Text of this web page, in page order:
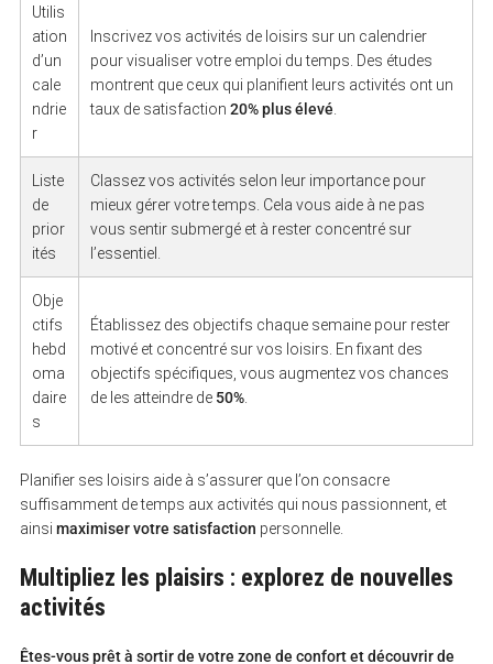
Utilis
ation
d’un
cale
ndrie
r
Inscrivez vos activités de loisirs sur un calendrier
pour visualiser votre emploi du temps. Des études
montrent que ceux qui planifient leurs activités ont un
taux de satisfaction 20% plus élevé
Liste
de
prior
ités
Classez vos activités selon leur importance pour
mieux gérer votre temps. Cela vous aide à ne pas
vous sentir submergé et à rester concentré sur
l’essentiel.
Obje
ctifs
hebd
oma
daire
s
Établissez des objectifs chaque semaine pour rester
motivé et concentré sur vos loisirs. En fixant des
objectifs spécifiques, vous augmentez vos chances
de les atteindre de 50%.
Planifier ses loisirs aide à s’assurer que l’on consacre
suffisamment de temps aux activités qui nous passionnent, et
ainsi maximiser votre satisfaction personnelle.
Multipliez les plaisirs : explorez de nouvelles
activités
Êtes-vous prêt à sortir de votre zone de confort et découvrir de